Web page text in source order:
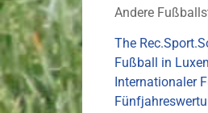
Andere
The
Fußball in
Internationaler